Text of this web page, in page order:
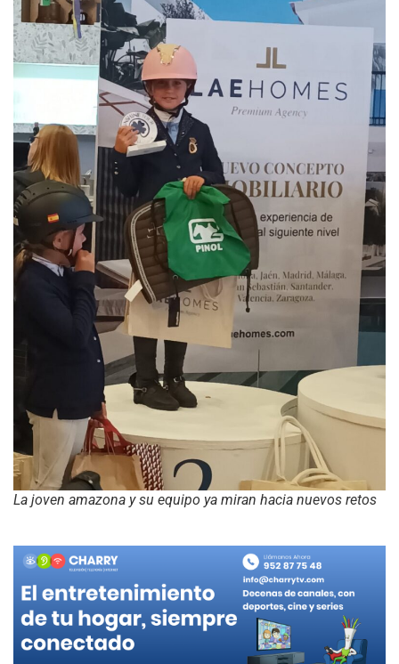
La joven amazona y su equipo ya miran hacia nuevos retos